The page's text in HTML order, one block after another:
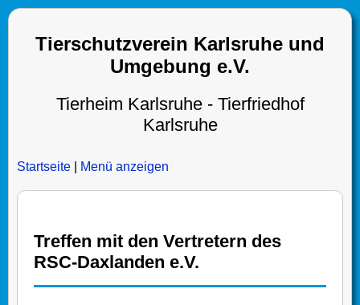
Tierschutzverein Karlsruhe und
Umgebung e.V.
Tierheim Karlsruhe - Tierfriedhof
Karlsruhe
Startseite Menü anzeigen
Treffen mit den Vertretern des
RSC-Daxlanden e.V.